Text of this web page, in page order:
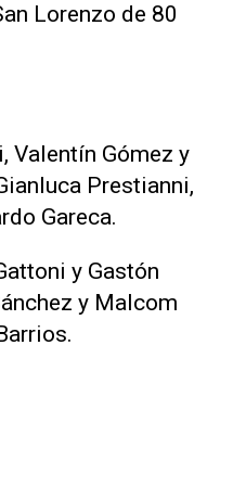
Lorenzo de 80
Valentín Gómez y
Prestianni,
Gareca.
y Gastón
y Malcom